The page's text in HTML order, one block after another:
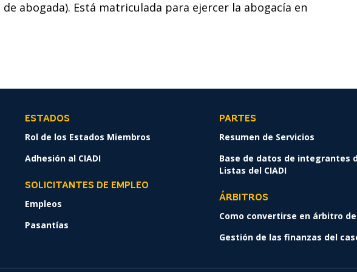
abogada). Está matriculada para ejercer la abogacía en
ESTADOS
Rol de los Estados Miembros
Adhesión al CIADI
SOLICITANTES DE EMPLEO
Empleos
Pasantías
PARTES
Resumen de Servicios
Base de datos de integrantes
Listas del CIADI
ÁRBITROS
Como convertirse en árbitro
Gestión de las finanzas del